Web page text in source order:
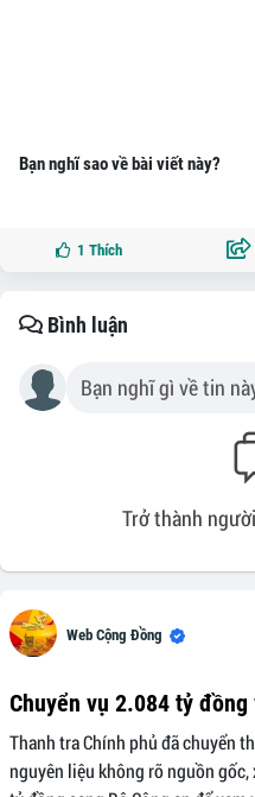
Bạn nghĩ sao về bài viết này?
1 Thích
Bình luận
Trở thành
Web Cộng Đồng
Chuyển vụ 2.084 tỷ đồng
Thanh tra Chính phủ đã chuyển
nguyên liệu không rõ nguồn